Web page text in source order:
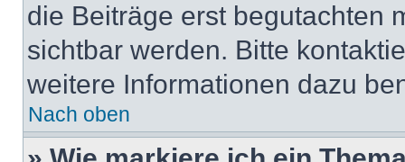
die Beiträge erst begutachten
sichtbar werden. Bitte
weitere Informationen dazu
Nach oben